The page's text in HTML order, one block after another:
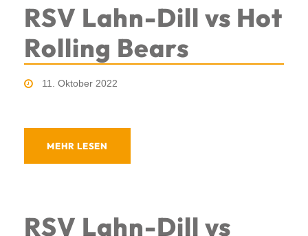
RSV Lahn-Dill vs Hot
Rolling Bears
11. Oktober 2022
MEHR LESEN
RSV Lahn-Dill vs